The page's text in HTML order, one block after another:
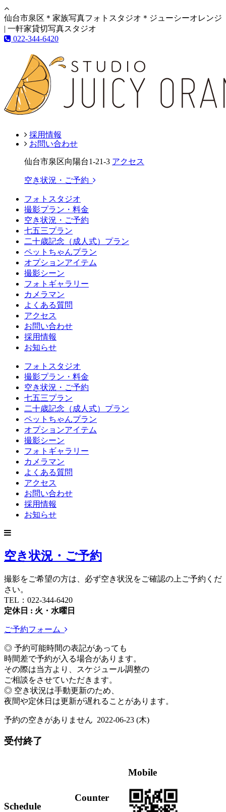
仙台市泉区＊家族写真フォトスタジオ＊ジューシーオレンジ
| 一軒家貸切写真スタジオ
022-344-6420
採用情報
お問い合わせ
仙台市泉区向陽台1-21-3 アクセス
空き状況・ご予約
フォトスタジオ
撮影プラン・料金
空き状況・ご予約
七五三プラン
二十歳記念（成人式）プラン
ペットちゃんプラン
オプションアイテム
撮影シーン
フォトギャラリー
カメラマン
よくある質問
アクセス
お問い合わせ
採用情報
お知らせ
フォトスタジオ
撮影プラン・料金
空き状況・ご予約
七五三プラン
二十歳記念（成人式）プラン
ペットちゃんプラン
オプションアイテム
撮影シーン
フォトギャラリー
カメラマン
よくある質問
アクセス
お問い合わせ
採用情報
お知らせ
空き状況・ご予約
撮影をご希望の方は、必ず空き状況をご確認の上ご予約くだ
さい。
TEL：022-344-6420
定休日 : 火・水曜日
ご予約フォーム
◎ 予約可能時間の表記があっても
時間差で予約が入る場合があります。
その際は当方より、スケジュール調整の
ご相談をさせていただきます。
◎ 空き状況は手動更新のため、
夜間や定休日は更新が遅れることがあります。
予約の空きがありません 2022-06-23 (木)
受付終了
Schedule
Counter
Mobile